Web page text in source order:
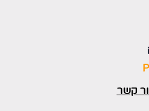
קשר